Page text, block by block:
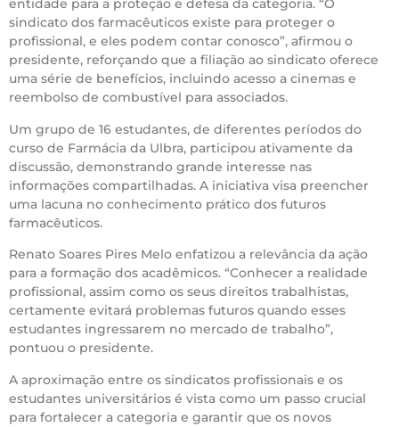
entidade para a proteção e defesa da categoria. “O
sindicato dos farmacêuticos existe para proteger o
profissional, e eles podem contar conosco”, afirmou o
presidente, reforçando que a filiação ao sindicato oferece
uma série de benefícios, incluindo acesso a cinemas e
reembolso de combustível para associados.
Um grupo de 16 estudantes, de diferentes períodos do
curso de Farmácia da Ulbra, participou ativamente da
discussão, demonstrando grande interesse nas
informações compartilhadas. A iniciativa visa preencher
uma lacuna no conhecimento prático dos futuros
farmacêuticos.
Renato Soares Pires Melo enfatizou a relevância da ação
para a formação dos acadêmicos. “Conhecer a realidade
profissional, assim como os seus direitos trabalhistas,
certamente evitará problemas futuros quando esses
estudantes ingressarem no mercado de trabalho”,
pontuou o presidente.
A aproximação entre os sindicatos profissionais e os
estudantes universitários é vista como um passo crucial
para fortalecer a categoria e garantir que os novos